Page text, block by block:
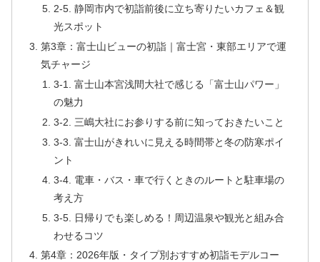
2-5. 静岡市内で初詣前後に立ち寄りたいカフェ＆観
光スポット
第3章：富士山ビューの初詣｜富士宮・東部エリアで運
気チャージ
3-1. 富士山本宮浅間大社で感じる「富士山パワー」
の魅力
3-2. 三嶋大社にお参りする前に知っておきたいこと
3-3. 富士山がきれいに見える時間帯と冬の防寒ポイ
ント
3-4. 電車・バス・車で行くときのルートと駐車場の
考え方
3-5. 日帰りでも楽しめる！周辺温泉や観光と組み合
わせるコツ
第4章：2026年版・タイプ別おすすめ初詣モデルコー